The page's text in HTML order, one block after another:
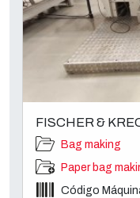
FISCHER &
Bag making
Paper bag
Código